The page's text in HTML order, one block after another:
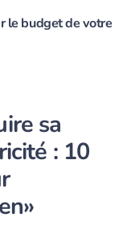
le budget de votre
sa
: 10